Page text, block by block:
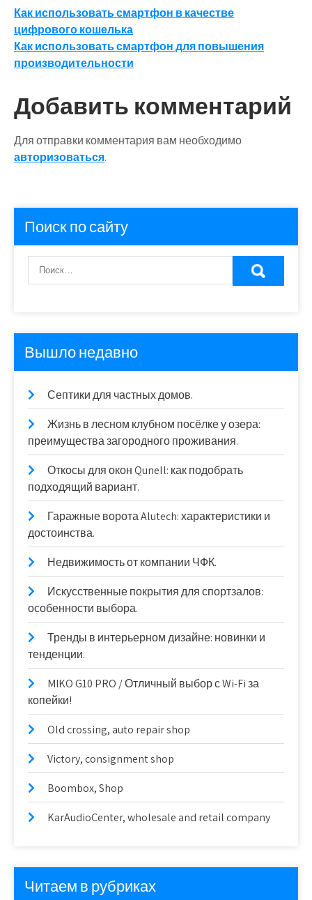
Навигация
по
записям
Как использовать смартфон в качестве
цифрового кошелька
Как использовать смартфон для повышения
производительности
Добавить комментарий
Для отправки комментария вам необходимо
авторизоваться.
Поиск по сайту
Вышло недавно
Септики для частных домов.
Жизнь в лесном клубном посёлке у озера:
преимущества загородного проживания.
Откосы для окон Qunell: как подобрать
подходящий вариант.
Гаражные ворота Alutech: характеристики и
достоинства.
Недвижимость от компании ЧФК.
Искусственные покрытия для спортзалов:
особенности выбора.
Тренды в интерьерном дизайне: новинки и
тенденции.
MIKO G10 PRO / Отличный выбор с Wi-Fi за
копейки!
Old crossing, auto repair shop
Victory, consignment shop
Boombox, Shop
KarAudioCenter, wholesale and retail company
Читаем в рубриках